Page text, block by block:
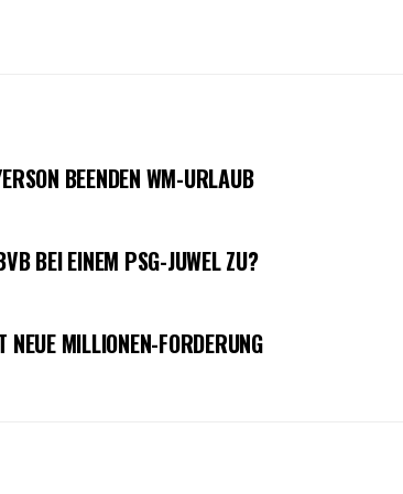
BEENDEN WM-URLAUB
BEI EINEM PSG-JUWEL ZU?
MILLIONEN-FORDERUNG